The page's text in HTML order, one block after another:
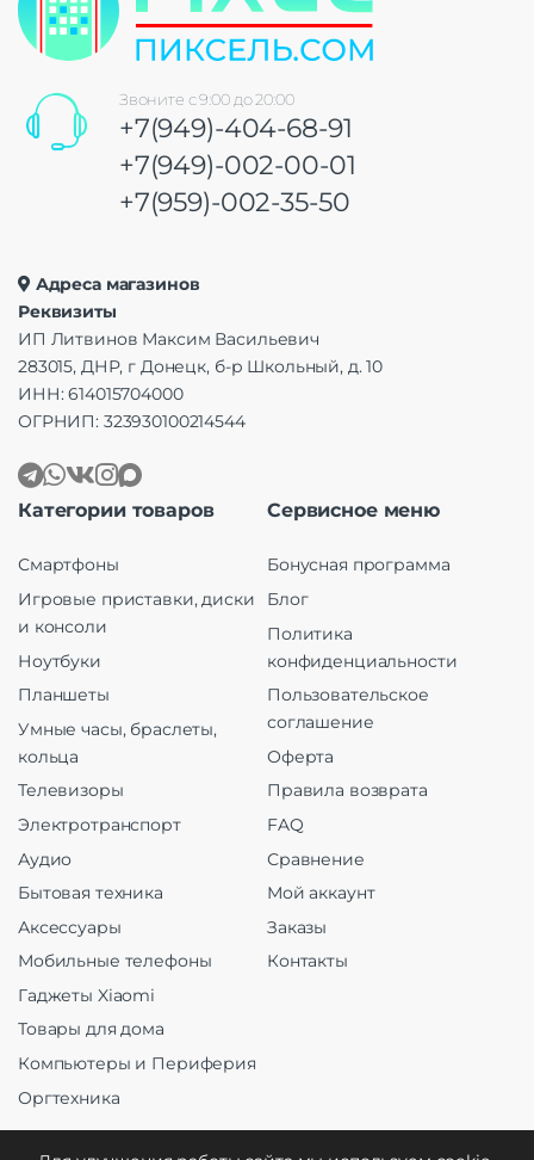
Звоните с 9:00 до 20:00
+7(949)-404-68-91
+7(949)-002-00-01
+7(959)-002-35-50
Адреса магазинов
Реквизиты
ИП Литвинов Максим Васильевич
283015, ДНР, г Донецк, б-р Школьный, д. 10
ИНН: 614015704000
ОГРНИП: 323930100214544
Категории товаров
Смартфоны
Игровые приставки, диски
и консоли
Ноутбуки
Планшеты
Умные часы, браслеты,
кольца
Телевизоры
Электротранспорт
Аудио
Бытовая техника
Аксессуары
Мобильные телефоны
Гаджеты Xiaomi
Товары для дома
Компьютеры и Периферия
Оргтехника
Сервисное меню
Бонусная программа
Блог
Политика
конфиденциальности
Пользовательское
соглашение
Оферта
Правила возврата
FAQ
Сравнение
Мой аккаунт
Заказы
Контакты